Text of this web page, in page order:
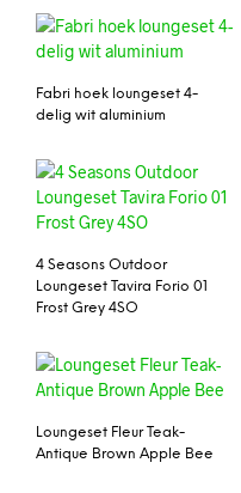
Fabri hoek loungeset 4-
delig wit aluminium
4 Seasons Outdoor
Loungeset Tavira Forio 01
Frost Grey 4SO
Loungeset Fleur Teak-
Antique Brown Apple Bee